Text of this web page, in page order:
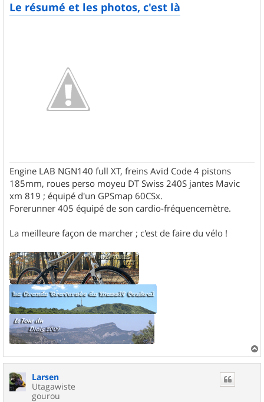
Le résumé et les photos, c'est là
Engine LAB NGN140 full XT, freins Avid Code 4 pistons
185mm, roues perso moyeu DT Swiss 240S jantes Mavic
xm 819 ; équipé d'un GPSmap 60CSx.
Forerunner 405 équipé de son cardio-fréquencemètre.
La meilleure façon de marcher ; c'est de faire du vélo !
a
Larsen
Utagawiste
gourou